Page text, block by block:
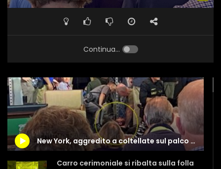
Continua...
New York, aggredito a coltellate sul palco lo scrittore Salman. Rushdie
Carro cerimoniale si ribalta sulla folla